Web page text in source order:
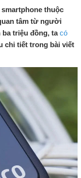
thuộc
tâm từ người
triệu đồng, tacó
chi tiết trong bài viết